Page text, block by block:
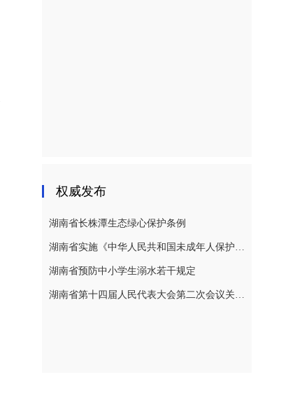
权威发布
湖南省长株潭生态绿心保护条例
湖南省实施《中华人民共和国未成年人保护法》若干规定
湖南省预防中小学生溺水若干规定
湖南省第十四届人民代表大会第二次会议关于湖南省人民代表大会常务委员会工作报告的决议